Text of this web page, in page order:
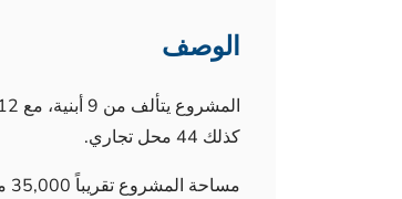
الوصف
كذلك 44 محل تجاري.
مساحة المشروع تقريباً 35,000 متر مربع، و المساحة الخضراء تُقارب حوالي 65% من مساحة الأرض.